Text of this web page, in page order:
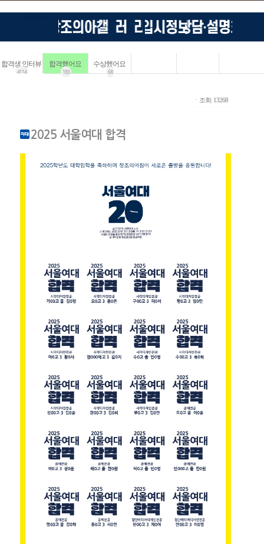
합격생 인터뷰
4114
합격했어요
183
수상했어요
68
ㆍ조회: 13268
2025 서울여대 합격